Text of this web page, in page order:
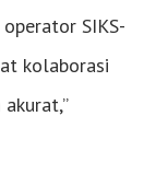
SIKS-
kolaborasi